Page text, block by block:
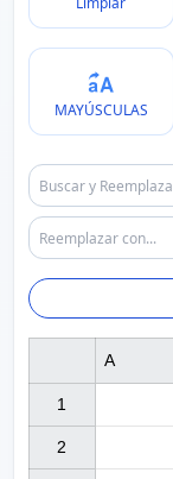
MAYÚSCULAS
1
2
A